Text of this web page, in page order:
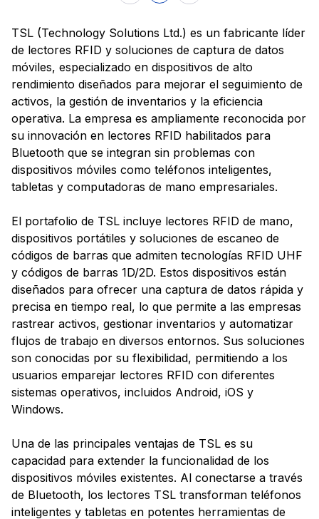
TSL (Technology Solutions Ltd.) es un fabricante líder
de lectores RFID y soluciones de captura de datos
móviles, especializado en dispositivos de alto
rendimiento diseñados para mejorar el seguimiento de
activos, la gestión de inventarios y la eficiencia
operativa. La empresa es ampliamente reconocida por
su innovación en lectores RFID habilitados para
Bluetooth que se integran sin problemas con
dispositivos móviles como teléfonos inteligentes,
tabletas y computadoras de mano empresariales.
El portafolio de TSL incluye lectores RFID de mano,
dispositivos portátiles y soluciones de escaneo de
códigos de barras que admiten tecnologías RFID UHF
y códigos de barras 1D/2D. Estos dispositivos están
diseñados para ofrecer una captura de datos rápida y
precisa en tiempo real, lo que permite a las empresas
rastrear activos, gestionar inventarios y automatizar
flujos de trabajo en diversos entornos. Sus soluciones
son conocidas por su flexibilidad, permitiendo a los
usuarios emparejar lectores RFID con diferentes
sistemas operativos, incluidos Android, iOS y
Windows.
Una de las principales ventajas de TSL es su
capacidad para extender la funcionalidad de los
dispositivos móviles existentes. Al conectarse a través
de Bluetooth, los lectores TSL transforman teléfonos
inteligentes y tabletas en potentes herramientas de